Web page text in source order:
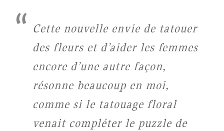
Cette nouvelle envie de tatouer
des fleurs et d’aider les femmes
encore d’une autre façon,
résonne beaucoup en moi,
comme si le tatouage floral
venait compléter le puzzle de